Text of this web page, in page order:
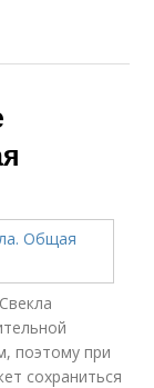
поэтому при
сохраниться